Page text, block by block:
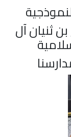
ثنيان آل